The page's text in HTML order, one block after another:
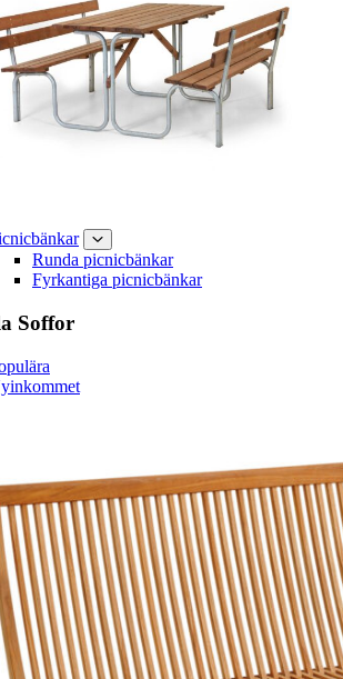
Runda picnicbänkar
Fyrkantiga picnicbänkar
Soffor